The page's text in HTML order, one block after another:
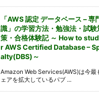
「AWS 認定 データベース – 専
識」の学習方法・勉強法・試験
策・合格体験記 ～ How to
r AWS Certified Database –
alty(DBS)～
Amazon Web Services(AWS)は今最
ェアを拡大しているパブ ...